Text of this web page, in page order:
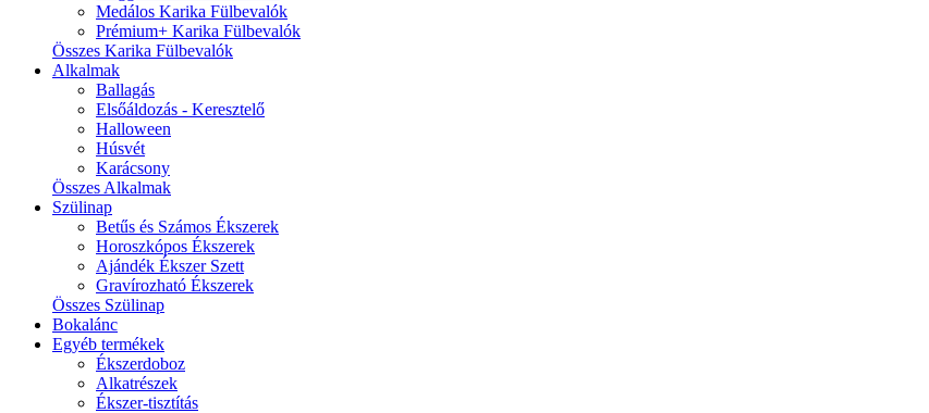
Medálos Karika Fülbevalók
Prémium+ Karika Fülbevalók
Összes Karika Fülbevalók
Alkalmak
Ballagás
Elsőáldozás - Keresztelő
Halloween
Húsvét
Karácsony
Összes Alkalmak
Szülinap
Betűs és Számos Ékszerek
Horoszkópos Ékszerek
Ajándék Ékszer Szett
Gravírozható Ékszerek
Összes Szülinap
Bokalánc
Egyéb termékek
Ékszerdoboz
Alkatrészek
Ékszer-tisztítás